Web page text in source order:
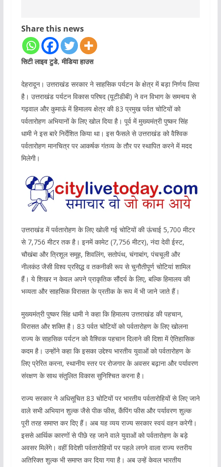
Share this news
सिटी लाइव टुडे, मीडिया हाउस
देहरादून। उत्तराखंड सरकार ने साहसिक पर्यटन के क्षेत्र में बड़ा निर्णय लिया
है। उत्तराखंड पर्यटन विकास परिषद (यूटीडीबी) ने वन विभाग के समन्वय से
गढ़वाल और कुमाऊं में हिमालय क्षेत्र की 83 प्रमुख पर्वत चोटियों को
पर्वतारोहण अभियानों के लिए खोल दिया है। पूर्व में मुख्यमंत्री पुष्कर सिंह
धामी ने इस बारे निर्देशित किया था। इस फैसले से उत्तराखंड को वैश्विक
पर्वतारोहण मानचित्र पर आकर्षक गंतव्य के तौर पर स्थापित करने में मदद
मिलेगी।
उत्तराखंड में पर्वतारोहण के लिए खोली गई चोटियों की ऊंचाई 5,700 मीटर
से 7,756 मीटर तक है। इनमें कामेट (7,756 मीटर), नंदा देवी ईस्ट,
चौखंबा और त्रिशूल समूह, शिवलिंग, सतोपंथ, चंगाबांग, पंचचूली और
नीलकंठ जैसी विश्व प्रसिद्ध व तकनीकी रूप से चुनौतीपूर्ण चोटियां शामिल
हैं। ये शिखर न केवल अपने प्राकृतिक सौंदर्य के लिए, बल्कि हिमालय की
भव्यता और साहसिक विरासत के प्रतीक के रूप में भी जाने जाते हैं।
मुख्यमंत्री पुष्कर सिंह धामी ने कहा कि हिमालय उत्तराखंड की पहचान,
विरासत और शक्ति है। 83 पर्वत चोटियों को पर्वतारोहण के लिए खोलना
राज्य के साहसिक पर्यटन को वैश्विक पहचान दिलाने की दिशा में ऐतिहासिक
कदम है। उन्होंने कहा कि इसका उद्देश्य भारतीय युवाओं को पर्वतारोहण के
लिए प्रेरित करना, स्थानीय स्तर पर रोजगार के अवसर बढ़ाना और पर्यावरण
संरक्षण के साथ संतुलित विकास सुनिश्चित करना है।
राज्य सरकार ने अधिसूचित 83 चोटियों पर भारतीय पर्वतारोहियों से लिए जाने
वाले सभी अभियान शुल्क जैसे पीक फीस, कैंपिंग फीस और पर्यावरण शुल्क
पूरी तरह समाप्त कर दिए हैं। अब यह व्यय राज्य सरकार स्वयं वहन करेगी।
इससे आर्थिक कारणों से पीछे रह जाने वाले युवाओं को पर्वतारोहण के बड़े
अवसर मिलेंगे। वहीं विदेशी पर्वतारोहियों पर पहले लगने वाला राज्य स्तरीय
अतिरिक्त शुल्क भी समाप्त कर दिया गया है। अब उन्हें केवल भारतीय